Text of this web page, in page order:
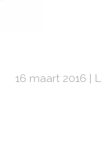
16 maart 2016